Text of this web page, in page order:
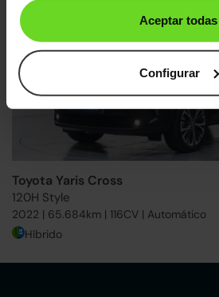
Aceptar todas
Configurar
Ruedas delanteras nuevas
Toyota Yaris Cross
120H Style
2022 | 65.684km | 116CV | Automático
Híbrido